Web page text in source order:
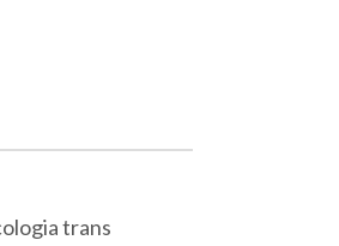
trans